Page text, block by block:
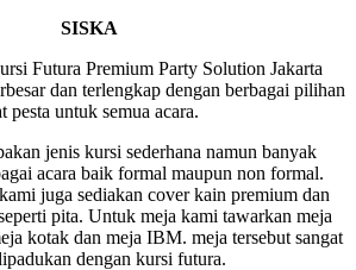
SISKA
Futura Premium Party Solution Jakarta
dan terlengkap dengan berbagai pilihan
pesta untuk semua acara.
jenis kursi sederhana namun banyak
acara baik formal maupun non formal.
juga sediakan cover kain premium dan
pita. Untuk meja kami tawarkan meja
kotak dan meja IBM. meja tersebut sangat
dengan kursi futura.